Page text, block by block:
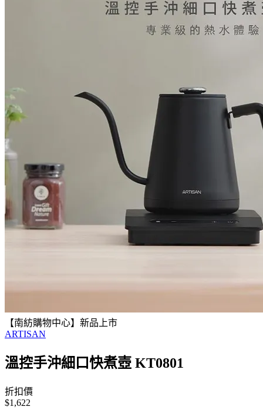
【南紡購物中心】新品上市
ARTISAN
溫控手沖細口快煮壺 KT0801
折扣價
$1,622